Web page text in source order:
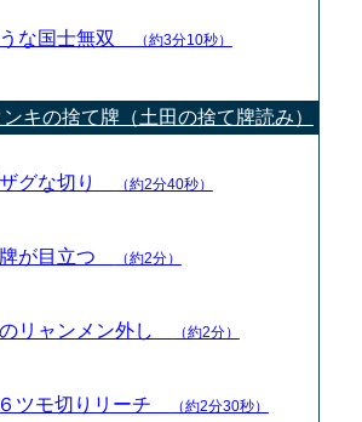
な国士無双 （約3分10秒）
キの捨て牌（土田の捨て牌読み）
ザグな切り （約2分40秒）
牌が目立つ （約2分）
リャンメン外し （約2分）
ツモ切りリーチ （約2分30秒）